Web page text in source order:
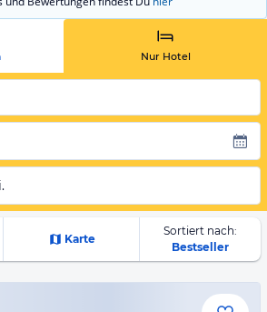
Nur Hotel
Karte
Sortiert nach:
Bestseller